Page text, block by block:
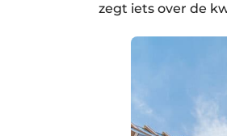
zegt iets over de